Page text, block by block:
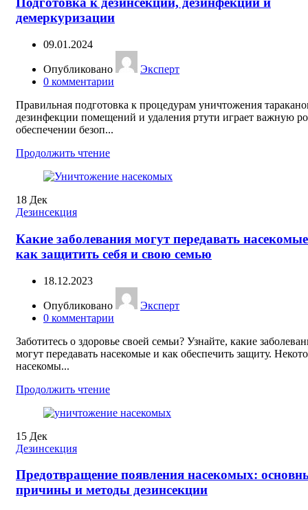
демеркуризации
09.01.2024
Опубликовано
Эксперт
0 комментарии
Правильная подготовка к процедурам уничтожения
дезинфекции помещений и удаления ртути играет важную
обеспечении безоп...
Продолжить чтение
18 Дек
Дезинсекция
Какие заболевания могут передавать
как защитить себя и свою семью
18.12.2023
Опубликовано
Эксперт
0 комментарии
Заботитесь о здоровье своей семьи? Узнайте, какие
могут передавать насекомые и как обеспечить защиту.
насекомы...
Продолжить чтение
15 Дек
Дезинсекция
Предотвращение появления насекомых:
причины и методы дезинсекции